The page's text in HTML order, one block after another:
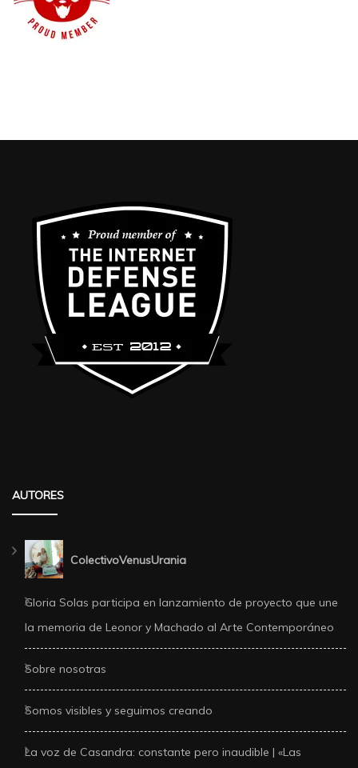
AUTORES
ColectivoVenusUrania
Gloria Solas participa en lanzamiento de proyecto que une
la memoria de Leonor y Machado al Arte Contemporáneo
Sobre nosotras
Somos visibles y seguimos creando
La voz de Casandra: constante pero inaudible | «Las